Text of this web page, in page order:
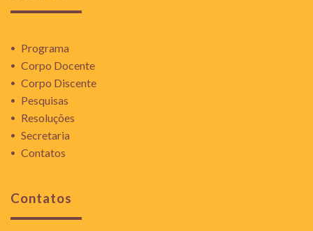
Programa
Corpo Docente
Corpo Discente
Pesquisas
Resoluções
Secretaria
Contatos
Contatos